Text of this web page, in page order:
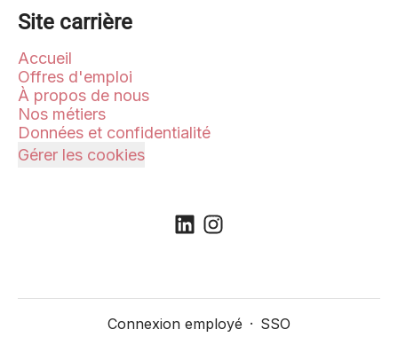
Site carrière
Accueil
Offres d'emploi
À propos de nous
Nos métiers
Données et confidentialité
Gérer les cookies
Connexion employé · SSO